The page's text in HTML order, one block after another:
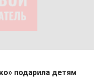
подарила детям